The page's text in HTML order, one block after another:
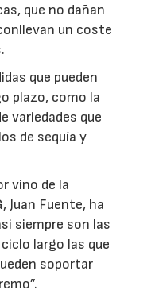
que no dañan
un coste
que pueden
plazo, como la
variedades que
de sequía y
vino de la
Juan Fuente, ha
siempre son las
largo las que
soportar